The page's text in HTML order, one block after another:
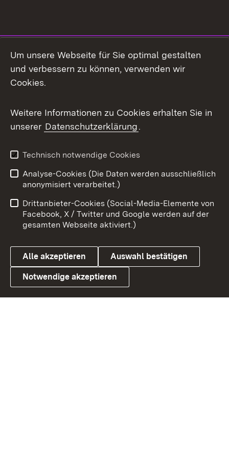
Facebook
X / Twitter
Youtube
Link zum Landesportal
Impressum
Kontakt
Barrierefreiheit
Datenschutz
Cookies
Um unsere Webseite für Sie optimal gestalten
und verbessern zu können, verwenden wir
Cookies.
Weitere Informationen zu Cookies erhalten Sie in
unserer Datenschutzerklärung.
Technisch notwendige Cookies
Analyse-Cookies (Die Daten werden ausschließlich
anonymisiert verarbeitet.)
Drittanbieter-Cookies (Social-Media-Elemente von
Facebook, X / Twitter und Google werden auf der
gesamten Webseite aktiviert.)
Alle akzeptieren Auswahl bestätigen
Notwendige akzeptieren